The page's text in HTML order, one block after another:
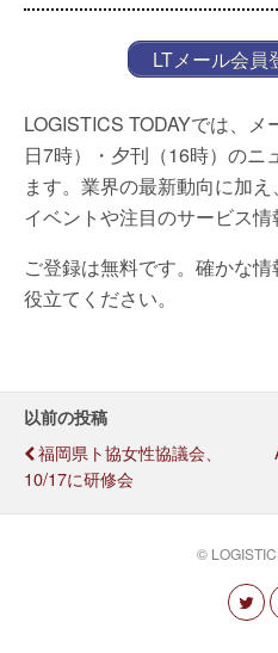
LTメール会員
LOGISTICS TODAYでは、
日7時）・夕刊（16時）のニ
ます。業界の最新動向に加
イベントや注目のサービス情
ご登録は無料です。確かな
役立てください。
以前の投稿
福岡県ト協女性協議会、
10/17に研修会
©